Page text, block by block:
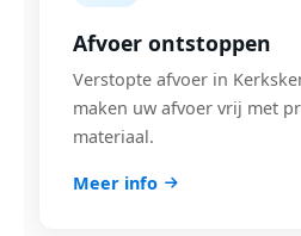
Afvoer ontstoppen
Verstopte afvoer in
maken uw afvoer vrij met
materiaal.
Meer info